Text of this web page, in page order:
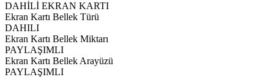
DAHİLİ EKRAN KARTI
Ekran Kartı Bellek Türü
DAHILI
Ekran Kartı Bellek Miktarı
PAYLAŞIMLI
Ekran Kartı Bellek Arayüzü
PAYLAŞIMLI